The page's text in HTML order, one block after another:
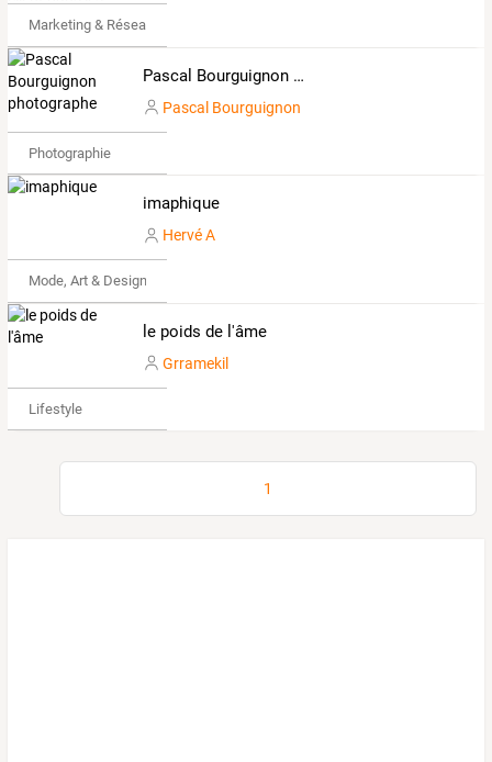
Marketing & Réseaux Sociaux
Pascal Bourguignon photographe
Pascal Bourguignon
Photographie
imaphique
Hervé A
Mode, Art & Design
le poids de l'âme
Grramekil
Lifestyle
1